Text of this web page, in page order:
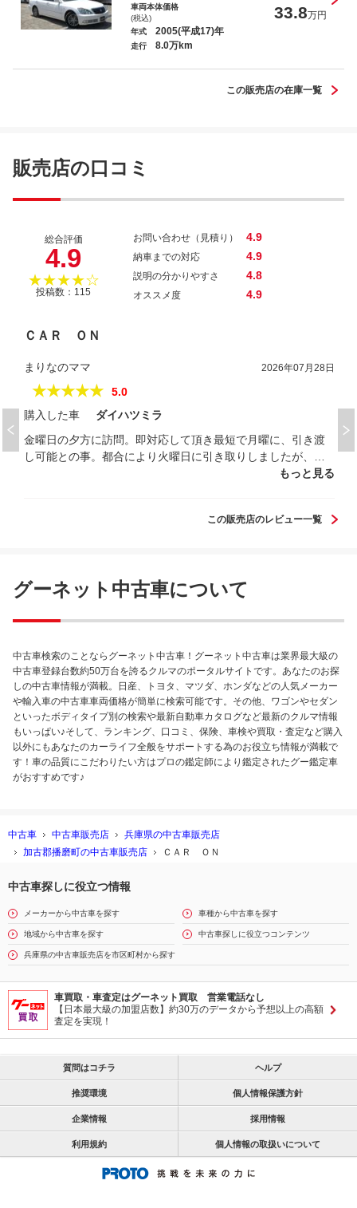
ｅＫカスタム Ｔ
車両本体価格
(税込)
33.8万円
年式 2005(平成17)年
走行 8.0万km
この販売店の在庫一覧
販売店の口コミ
総合評価
4.9
★★★★☆
投稿数：115
お問い合わせ（見積り） 4.9
納車までの対応 4.9
説明の分かりやすさ 4.8
オススメ度 4.9
ＣＡＲ ＯＮ
まりなのママ 2026年07月28日
★★★★★
5.0
購入した車
ダイハツミラ
金曜日の夕方に訪問。即対応して頂き最短で月曜に、引き渡
し可能との事。都合により火曜日に引き取りしましたが、困
っていた状況に尽力して頂き、本当に助かりました。そし
もっと見る
この販売店のレビュー一覧
グーネット中古車について
中古車検索のことならグーネット中古車！グーネット中古車は業界最大級の
中古車登録台数約50万台を誇るクルマのポータルサイトです。あなたのお探
しの中古車情報が満載。日産、トヨタ、マツダ、ホンダなどの人気メーカー
や輸入車の中古車車両価格が簡単に検索可能です。その他、ワゴンやセダン
といったボディタイプ別の検索や最新自動車カタログなど最新のクルマ情報
もいっぱい♪そして、ランキング、口コミ、保険、車検や買取・査定など購入
以外にもあなたのカーライフ全般をサポートする為のお役立ち情報が満載で
す！車の品質にこだわりたい方はプロの鑑定師により鑑定されたグー鑑定車
がおすすめです♪
中古車 中古車販売店
兵庫県の中古車販売店
加古郡播磨町の中古車販売店
ＣＡＲ ＯＮ
中古車探しに役立つ情報
メーカーから中古車を探す 車種から中古車を探す
地域から中古車を探す 中古車探しに役立つコンテンツ
兵庫県の中古車販売店を市区町村から探す
車買取・車査定はグーネット買取 営業電話なし
【日本最大級の加盟店数】約30万のデータから予想以上の高額
査定を実現！
質問はコチラ ヘルプ
推奨環境 個人情報保護方針
企業情報 採用情報
利用規約 個人情報の取扱いについて